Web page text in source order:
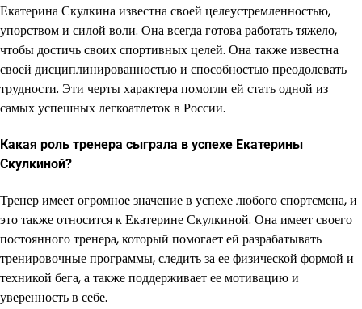
Екатерина Скулкина известна своей целеустремленностью,
упорством и силой воли. Она всегда готова работать тяжело,
чтобы достичь своих спортивных целей. Она также известна
своей дисциплинированностью и способностью преодолевать
трудности. Эти черты характера помогли ей стать одной из
самых успешных легкоатлеток в России.
Какая роль тренера сыграла в успехе Екатерины
Скулкиной?
Тренер имеет огромное значение в успехе любого спортсмена, и
это также относится к Екатерине Скулкиной. Она имеет своего
постоянного тренера, который помогает ей разрабатывать
тренировочные программы, следить за ее физической формой и
техникой бега, а также поддерживает ее мотивацию и
уверенность в себе.